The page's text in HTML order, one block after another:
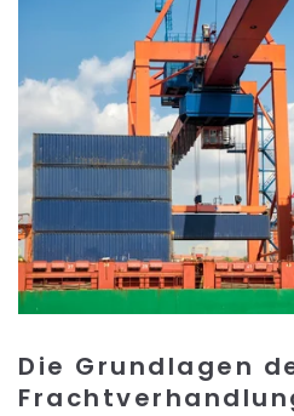
Die Grundlagen